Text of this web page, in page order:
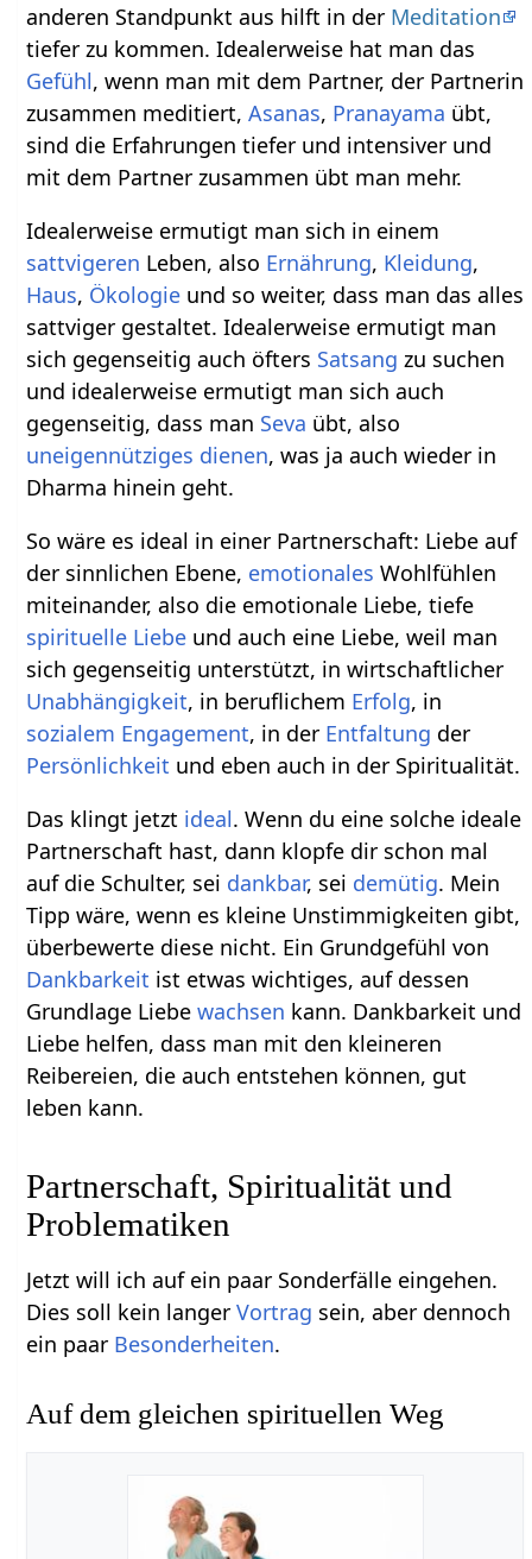
anderen Standpunkt aus hilft in der Meditation
tiefer zu kommen. Idealerweise hat man das
Gefühl, wenn man mit dem Partner, der Partnerin
zusammen meditiert,Asanas, Pranayama übt,
sind die Erfahrungen tiefer und intensiver und
mit dem Partner zusammen übt man mehr.
Idealerweise ermutigt man sich in einem
sattvigeren Leben, also Ernährung, Kleidung,
Haus, Ökologie und so weiter, dass man das alles
sattviger gestaltet. Idealerweise ermutigt man
sich gegenseitig auch öfters Satsang zu suchen
und idealerweise ermutigt man sich auch
gegenseitig, dass man Seva übt, also
uneigennütziges dienen, was ja auch wieder in
Dharma hinein geht.
So wäre es ideal in einer Partnerschaft: Liebe auf
der sinnlichen Ebene, emotionales Wohlfühlen
miteinander, also die emotionale Liebe, tiefe
spirituelle Liebe und auch eine Liebe, weil man
sich gegenseitig unterstützt, in wirtschaftlicher
Unabhängigkeit, in beruflichem Erfolg, in
sozialem Engagement, in der Entfaltung der
Persönlichkeit und eben auch in der Spiritualität.
Das klingt jetzt ideal. Wenn du eine solche ideale
Partnerschaft hast, dann klopfe dir schon mal
auf die Schulter, sei dankbar, sei demütig. Mein
Tipp wäre, wenn es kleine Unstimmigkeiten gibt,
überbewerte diese nicht. Ein Grundgefühl von
Dankbarkeit ist etwas wichtiges, auf dessen
Grundlage Liebewachsen kann. Dankbarkeit und
Liebe helfen, dass man mit den kleineren
Reibereien, die auch entstehen können, gut
leben kann.
Partnerschaft, Spiritualität und
Problematiken
Jetzt will ich auf ein paar Sonderfälle eingehen.
Dies soll kein langerVortrag sein, aber dennoch
ein paar Besonderheiten.
Auf dem gleichen spirituellen Weg